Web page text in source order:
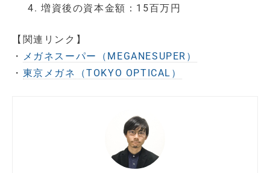
増資後の資本金額：15百万円
【関連リンク】
・ メガネスーパー（MEGANESUPER）
・ 東京メガネ（TOKYO OPTICAL）